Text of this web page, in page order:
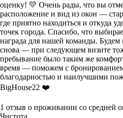
оценку! 💛 Очень рады, что вы
расположение и вид из окон —
где приятно находиться и откуда
точек города. Спасибо, что
награда для нашей команды. Будем
снова — при следующем визите
пребывание было таким же
время — поможем с
благодарностью и наилучшими
BigHouse22 ❤️
1 отзыв о проживании со средней
Чистота